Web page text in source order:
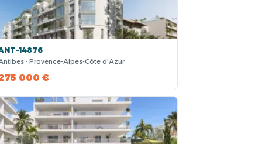
14876
· Provence-Alpes-Côte d'Azur
000 €